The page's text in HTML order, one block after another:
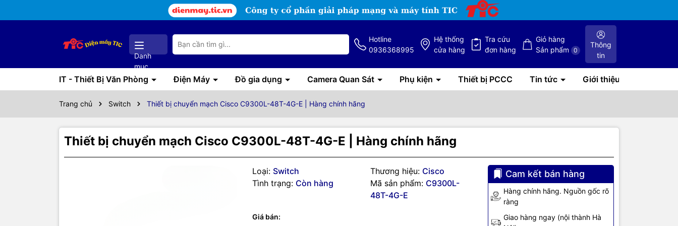
Danh
mục
Hotline
0936368995
Hệ thống
cửa hàng
Tra cứu
đơn hàng
Giỏ hàng
Sản phẩm
0
Thông
tin
IT - Thiết Bị Văn Phòng Điện Máy Đồ gia dụng Camera Quan Sát Phụ kiện Thiết bị PCCC Tin tức Giới thiệu
Trang chủ Switch Thiết bị chuyển mạch Cisco C9300L-48T-4G-E | Hàng chính hãng
Thiết bị chuyển mạch Cisco C9300L-48T-4G-E | Hàng chính hãng
Loại: Switch Thương hiệu: Cisco
Tình trạng: Còn hàng Mã sản phẩm: C9300L-
48T-4G-E
Giá bán:
Cam kết bán hàng
Hàng chính hãng. Nguồn gốc rõ
ràng
Giao hàng ngay (nội thành Hà